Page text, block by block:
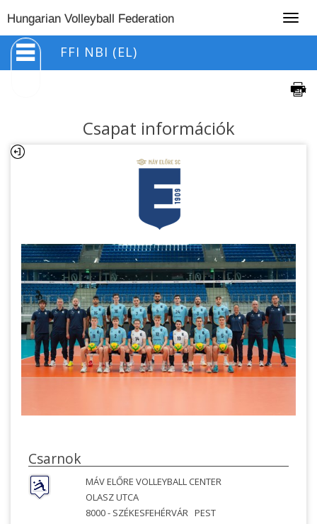
Hungarian Volleyball Federation
FFI NBI (EL)
Csapat információk
Csarnok
MÁV ELŐRE VOLLEYBALL CENTER
OLASZ UTCA
8000 - SZÉKESFEHÉRVÁR PEST